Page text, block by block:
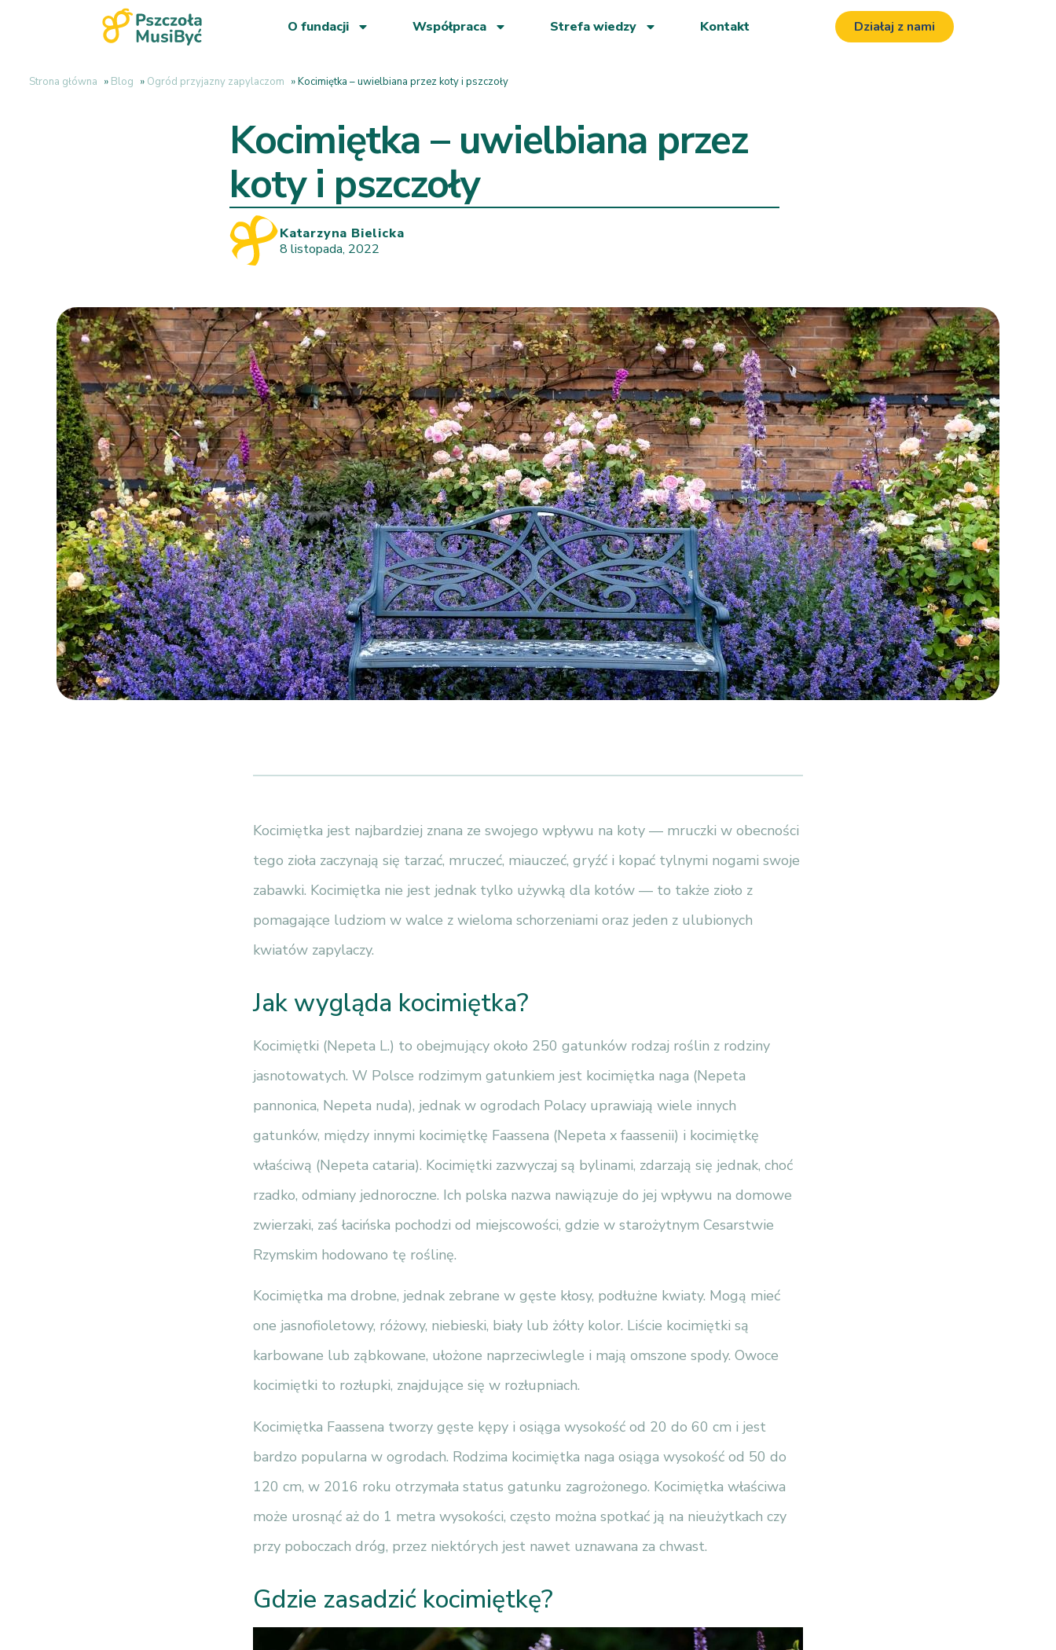
O fundacji Współpraca Strefa wiedzy Kontakt Działaj z nami
Strona główna » Blog » Ogród przyjazny zapylaczom »Kocimiętka – uwielbiana przez koty i pszczoły
Kocimiętka – uwielbiana przez
koty i pszczoły
Katarzyna Bielicka
8 listopada, 2022
Kocimiętka jest najbardziej znana ze swojego wpływu na koty — mruczki w obecności
tego zioła zaczynają się tarzać, mruczeć, miauczeć, gryźć i kopać tylnymi nogami swoje
zabawki. Kocimiętka nie jest jednak tylko używką dla kotów — to także zioło z
pomagające ludziom w walce z wieloma schorzeniami oraz jeden z ulubionych
kwiatów zapylaczy.
Jak wygląda kocimiętka?
Kocimiętki (Nepeta L.) to obejmujący około 250 gatunków rodzaj roślin z rodziny
jasnotowatych. W Polsce rodzimym gatunkiem jest kocimiętka naga (Nepeta
pannonica, Nepeta nuda), jednak w ogrodach Polacy uprawiają wiele innych
gatunków, między innymi kocimiętkę Faassena (Nepeta x faassenii) i kocimiętkę
właściwą (Nepeta cataria). Kocimiętki zazwyczaj są bylinami, zdarzają się jednak, choć
rzadko, odmiany jednoroczne. Ich polska nazwa nawiązuje do jej wpływu na domowe
zwierzaki, zaś łacińska pochodzi od miejscowości, gdzie w starożytnym Cesarstwie
Rzymskim hodowano tę roślinę.
Kocimiętka ma drobne, jednak zebrane w gęste kłosy, podłużne kwiaty. Mogą mieć
one jasnofioletowy, różowy, niebieski, biały lub żółty kolor. Liście kocimiętki są
karbowane lub ząbkowane, ułożone naprzeciwlegle i mają omszone spody. Owoce
kocimiętki to rozłupki, znajdujące się w rozłupniach.
Kocimiętka Faassena tworzy gęste kępy i osiąga wysokość od 20 do 60 cm i jest
bardzo popularna w ogrodach. Rodzima kocimiętka naga osiąga wysokość od 50 do
120 cm, w 2016 roku otrzymała status gatunku zagrożonego. Kocimiętka właściwa
może urosnąć aż do 1 metra wysokości, często można spotkać ją na nieużytkach czy
przy poboczach dróg, przez niektórych jest nawet uznawana za chwast.
Gdzie zasadzić kocimiętkę?